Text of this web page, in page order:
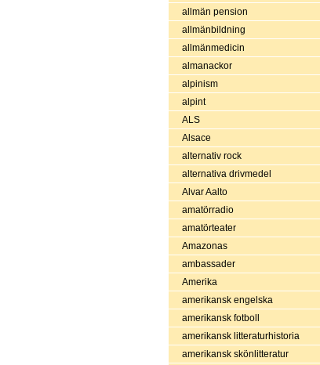
allmän pension
allmänbildning
allmänmedicin
almanackor
alpinism
alpint
ALS
Alsace
alternativ rock
alternativa drivmedel
Alvar Aalto
amatörradio
amatörteater
Amazonas
ambassader
Amerika
amerikansk engelska
amerikansk fotboll
amerikansk litteraturhistoria
amerikansk skönlitteratur